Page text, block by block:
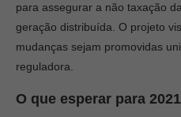
para assegurar a não taxação
geração distribuída. O projeto
mudanças sejam promovidas
reguladora.
O que esperar para